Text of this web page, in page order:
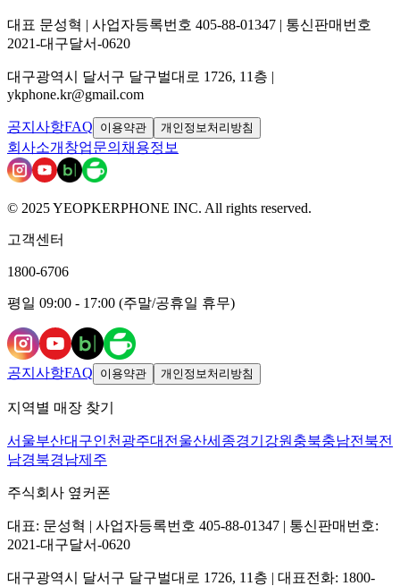
대표 문성혁 | 사업자등록번호 405-88-01347 | 통신판매번호
2021-대구달서-0620
대구광역시 달서구 달구벌대로 1726, 11층 |
ykphone.kr@gmail.com
공지사항FAQ 이용약관 개인정보처리방침
회사소개 창업문의 채용정보
© 2025 YEOPKERPHONE INC. All rights reserved.
고객센터
1800-6706
평일 09:00 - 17:00 (주말/공휴일 휴무)
공지사항FAQ 이용약관 개인정보처리방침
지역별 매장 찾기
서울부산대구인천 광주대전 울산세종경기 강원 충북충남전북전
남경북경남제주
주식회사 옆커폰
대표: 문성혁 | 사업자등록번호 405-88-01347 | 통신판매번호:
2021-대구달서-0620
대구광역시 달서구 달구벌대로 1726, 11층 | 대표전화: 1800-